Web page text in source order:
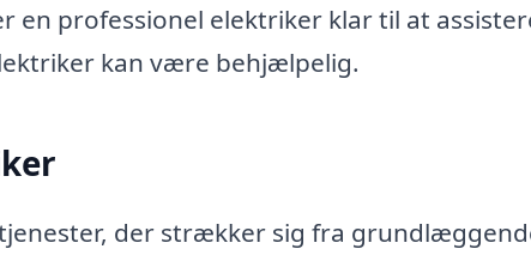
professionel elektriker klar til at
kan være behjælpelig.
der strækker sig fra